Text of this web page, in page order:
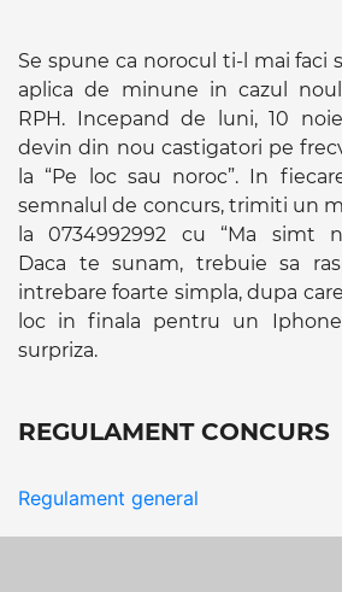
Se spune ca norocul ti-l mai faci
aplica de minune in cazul
RPH. Incepand de luni, 10
devin din nou castigatori pe
la “Pe loc sau noroc”. In
semnalul de concurs, trimiti un
la 0734992992 cu “Ma simt
Daca te sunam, trebuie sa
intrebare foarte simpla, dupa
loc in finala pentru un
surpriza.
REGULAMENT CONCURS
Regulament general